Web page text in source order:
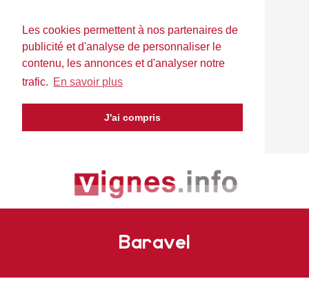
Les cookies permettent à nos partenaires de
publicité et d'analyse de personnaliser le
contenu, les annonces et d'analyser notre
trafic. En savoir plus
J'ai compris
Baravel